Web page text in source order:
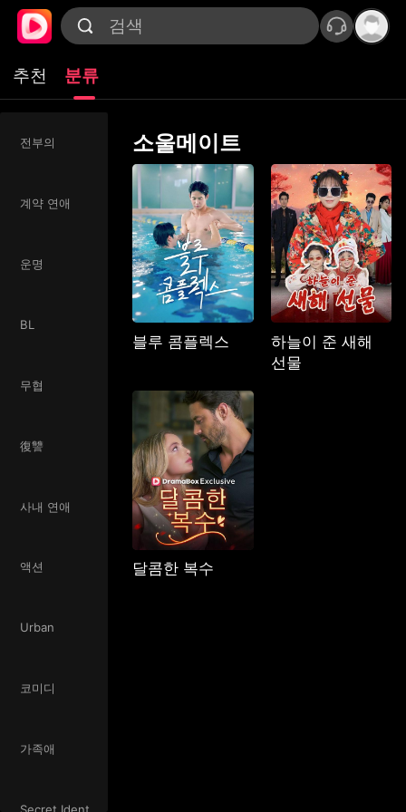
추천 분류
전부의
계약 연애
운명
BL
무협
復讐
사내 연애
액션
Urban
코미디
가족애
소울메이트
블루 콤플렉스
하늘이 준 새해
선물
달콤한 복수